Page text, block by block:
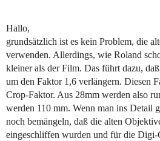
Hallo,
grundsätzlich ist es kein Problem, die
verwenden. Allerdings, wie Roland
kleiner als der Film. Das führt dazu,
um den Faktor 1,6 verlängern. Diesen
Crop-Faktor. Aus 28mm werden also
werden 110 mm. Wenn man ins Detail
noch bemängeln, daß die alten
eingeschliffen wurden und für die